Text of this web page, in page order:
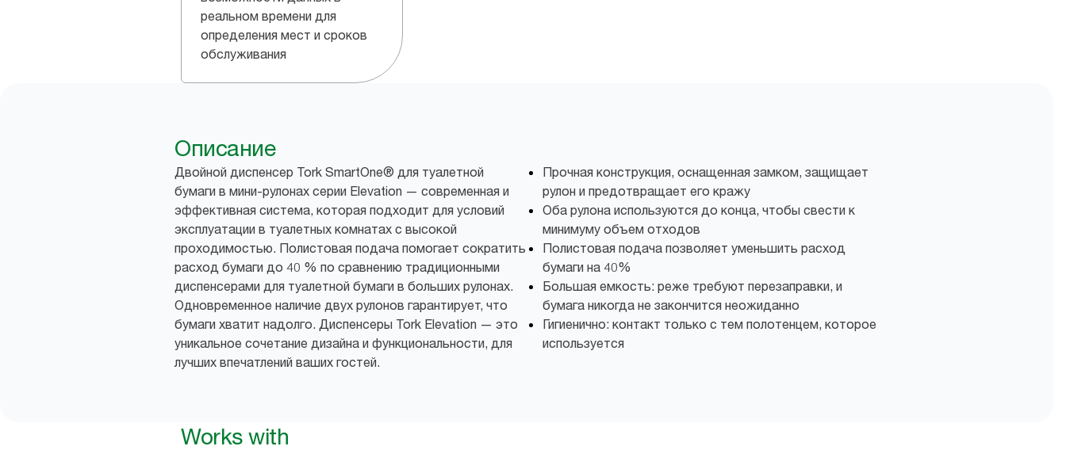
реальном времени для
определения мест и сроков
обслуживания
Описание
Двойной диспенсер Tork SmartOne® для туалетной
бумаги в мини-рулонах серии Elevation — современная и
эффективная система, которая подходит для условий
эксплуатации в туалетных комнатах с высокой
проходимостью. Полистовая подача помогает сократить
расход бумаги до 40 % по сравнению традиционными
диспенсерами для туалетной бумаги в больших рулонах.
Одновременное наличие двух рулонов гарантирует, что
бумаги хватит надолго. Диспенсеры Tork Elevation — это
уникальное сочетание дизайна и функциональности, для
лучших впечатлений ваших гостей.
Прочная конструкция, оснащенная замком, защищает
рулон и предотвращает его кражу
Оба рулона используются до конца, чтобы свести к
минимуму объем отходов
Полистовая подача позволяет уменьшить расход
бумаги на 40%
Большая емкость: реже требуют перезаправки, и
бумага никогда не закончится неожиданно
Гигиенично: контакт только с тем полотенцем, которое
используется
Works with